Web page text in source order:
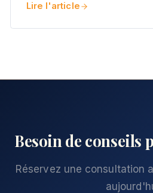
Lire l'article
Besoin de conseils
Réservez une consultation